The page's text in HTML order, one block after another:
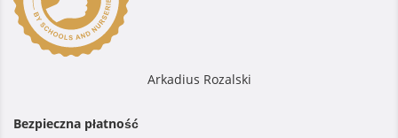
Arkadius Rozalski
Bezpieczna płatność